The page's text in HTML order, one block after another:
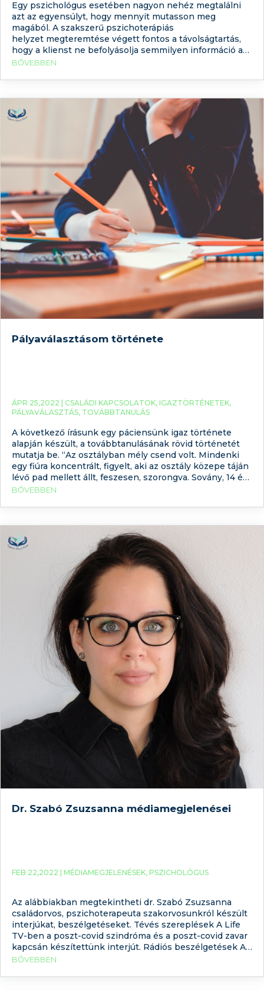
Egy pszichológus esetében nagyon nehéz megtalálni
azt az egyensúlyt, hogy mennyit mutasson meg
magából. A szakszerű pszichoterápiás
helyzet megteremtése végett fontos a távolságtartás,
hogy a klienst ne befolyásolja semmilyen információ a
terapeutáról. Ugyanakkor annak, akinek segítségre van
szakember választásban. Arról már írtunk, hogy mi a
BŐVEBBEN
Pályaválasztásom története
ÁPR 25,2022 | CSALÁDI KAPCSOLATOK, IGAZTÖRTÉNETEK,
PÁLYAVÁLASZTÁS, TOVÁBBTANULÁS
A következő írásunk egy páciensünk igaz története
alapján készült, a továbbtanulásának rövid történetét
mutatja be. “Az osztályban mély csend volt. Mindenki
egy fiúra koncentrált, figyelt, aki az osztály közepe táján
lévő pad mellett állt, feszesen, szorongva. Sovány, 14 év
körüli lehetett. Haját nemrégiben szoktathatta hátra,
fekete
BŐVEBBEN
Dr. Szabó Zsuzsanna médiamegjelenései
FEB 22,2022 | MÉDIAMEGJELENÉSEK, PSZICHOLÓGUS
Az alábbiakban megtekintheti dr. Szabó Zsuzsanna
családorvos, pszichoterapeuta szakorvosunkról készült
interjúkat, beszélgetéseket. Tévés szereplések A Life
TV-ben a poszt-covid szindróma és a poszt-covid zavar
kapcsán készítettünk interjút. Rádiós beszélgetések Az
RTV Hangadó című műsorában a poszt-covid szindróma
interjúk A Szabad Föld magazin októberi számában a
BŐVEBBEN